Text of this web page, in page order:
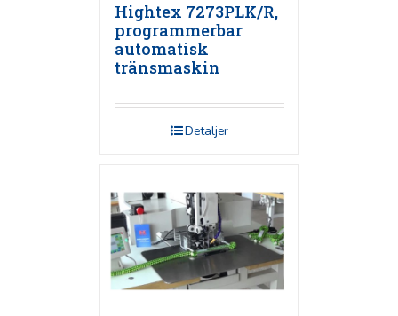
Hightex 7273PLK/R,
programmerbar
automatisk
tränsmaskin
Detaljer